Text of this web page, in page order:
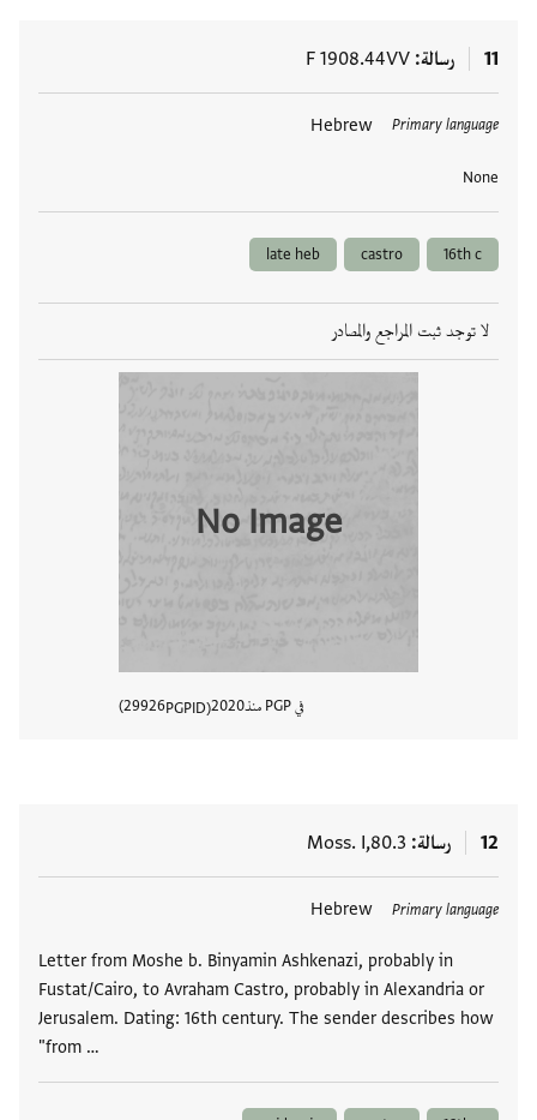
11 رسالة F 1908.44VV
Primary language
Hebrew
None
العلامات
16th c
castro
late heb
لا توجد ثبت المراجع والمصادر
No Image
في PGP منذ 2020
PGPID
29926
12 رسالة Moss. I,80.3
Primary language
Hebrew
Letter from Moshe b. Binyamin Ashkenazi, probably in
Fustat/Cairo, to Avraham Castro, probably in Alexandria or
Jerusalem. Dating: 16th century. The sender describes how
"from …
العلامات